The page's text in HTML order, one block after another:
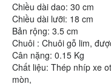
Chiều dài dao: 30 cm
Chiều dài lưỡi: 18 cm
Bản rộng: 3.5 cm
Chuôi : Chuôi gỗ lim,
Cân nặng: 0.15 Kg
Chất liệu: Thép nhíp xe
mòn,